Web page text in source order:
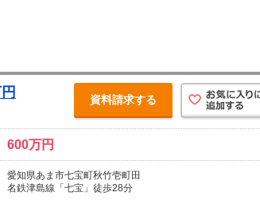
資料請求する
600万円
愛知県あま市七宝町秋竹壱町田
名鉄津島線「七宝」徒歩28分